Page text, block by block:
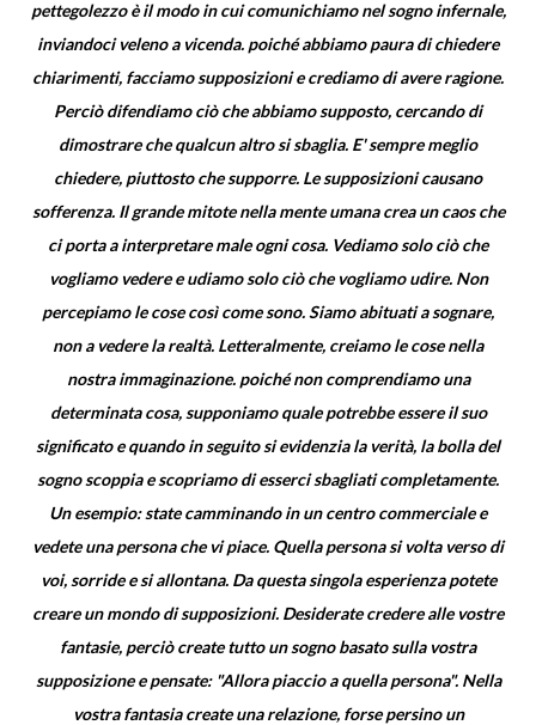
pettegolezzo è il modo in cui comunichiamo nel sogno infernale,
inviandoci veleno a vicenda. poiché abbiamo paura di chiedere
chiarimenti, facciamo supposizioni e crediamo di avere ragione.
Perciò difendiamo ciò che abbiamo supposto, cercando di
dimostrare che qualcun altro si sbaglia. E' sempre meglio
chiedere, piuttosto che supporre. Le supposizioni causano
sofferenza. Il grande mitote nella mente umana crea un caos che
ci porta a interpretare male ogni cosa. Vediamo solo ciò che
vogliamo vedere e udiamo solo ciò che vogliamo udire. Non
percepiamo le cose così come sono. Siamo abituati a sognare,
non a vedere la realtà. Letteralmente, creiamo le cose nella
nostra immaginazione. poiché non comprendiamo una
determinata cosa, supponiamo quale potrebbe essere il suo
significato e quando in seguito si evidenzia la verità, la bolla del
sogno scoppia e scopriamo di esserci sbagliati completamente.
Un esempio: state camminando in un centro commerciale e
vedete una persona che vi piace. Quella persona si volta verso di
voi, sorride e si allontana. Da questa singola esperienza potete
creare un mondo di supposizioni. Desiderate credere alle vostre
fantasie, perciò create tutto un sogno basato sulla vostra
supposizione e pensate: "Allora piaccio a quella persona". Nella
vostra fantasia create una relazione, forse persino un